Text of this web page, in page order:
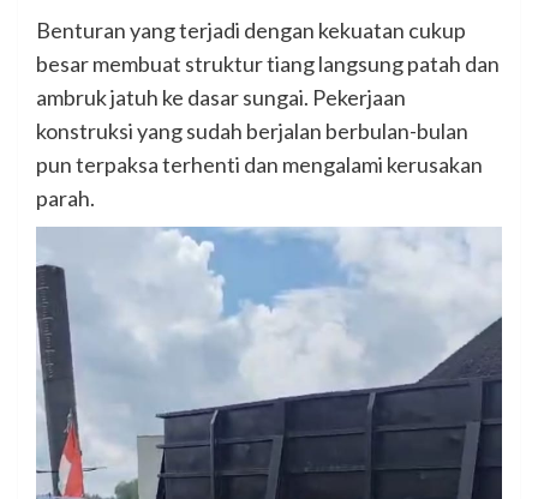
Benturan yang terjadi dengan kekuatan cukup
besar membuat struktur tiang langsung patah dan
ambruk jatuh ke dasar sungai. Pekerjaan
konstruksi yang sudah berjalan berbulan-bulan
pun terpaksa terhenti dan mengalami kerusakan
parah.